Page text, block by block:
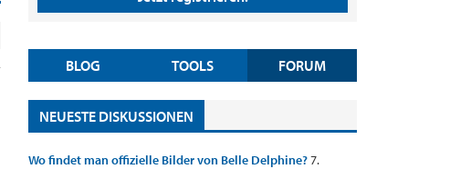
BLOG TOOLS FORUM
NEUESTE DISKUSSIONEN
Wo findet man offizielle Bilder von Belle Delphine?7.